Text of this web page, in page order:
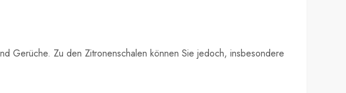
Gerüche. Zu den Zitronenschalen können Sie jedoch, insbesondere